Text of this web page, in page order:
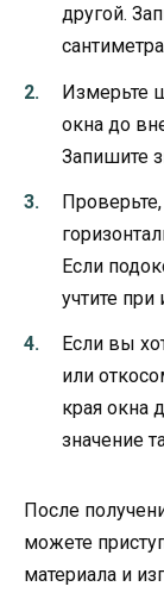
другой.
Измерьте
окна до
Запишите
Если
учтите при
Если вы
или
края окна
значение
После
можете
материала и